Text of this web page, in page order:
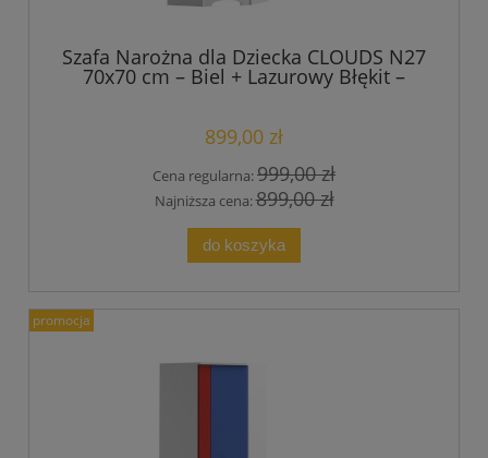
Szafa Narożna dla Dziecka CLOUDS N27
70x70 cm – Biel + Lazurowy Błękit –
Opcja Cichy Domyk
899,00 zł
Cena regularna:999,00 zł
Najniższa cena:899,00 zł
do koszyka
promocja